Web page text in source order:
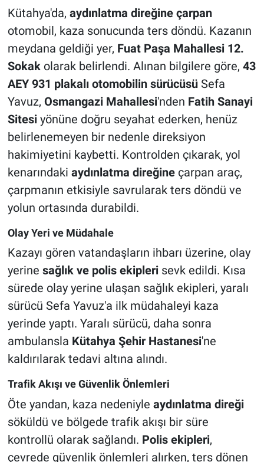
Kütahya'da, aydınlatma direğine çarpan
otomobil, kaza sonucunda ters döndü. Kazanın
meydana geldiği yer, Fuat Paşa Mahallesi 12.
Sokakolarak belirlendi. Alınan bilgilere göre, 43
AEY 931 plakalı otomobilin sürücüsüSefa
Yavuz, Osmangazi Mahallesi'nden Fatih Sanayi
Sitesiyönüne doğru seyahat ederken, henüz
belirlenemeyen bir nedenle direksiyon
hakimiyetini kaybetti. Kontrolden çıkarak, yol
kenarındaki aydınlatma direğineçarpan araç,
çarpmanın etkisiyle savrularak ters döndü ve
yolun ortasında durabildi.
Olay Yeri ve Müdahale
Kazayı gören vatandaşların ihbarı üzerine, olay
yerine sağlık ve polis ekiplerisevk edildi. Kısa
sürede olay yerine ulaşan sağlık ekipleri, yaralı
sürücü Sefa Yavuz'a ilk müdahaleyi kaza
yerinde yaptı. Yaralı sürücü, daha sonra
ambulansla Kütahya Şehir Hastanesi'ne
kaldırılarak tedavi altına alındı.
Trafik Akışı ve Güvenlik Önlemleri
Öte yandan, kaza nedeniyle aydınlatma direği
söküldü ve bölgede trafik akışı bir süre
kontrollü olarak sağlandı. Polis ekipleri,
çevrede güvenlik önlemleri alırken, ters dönen